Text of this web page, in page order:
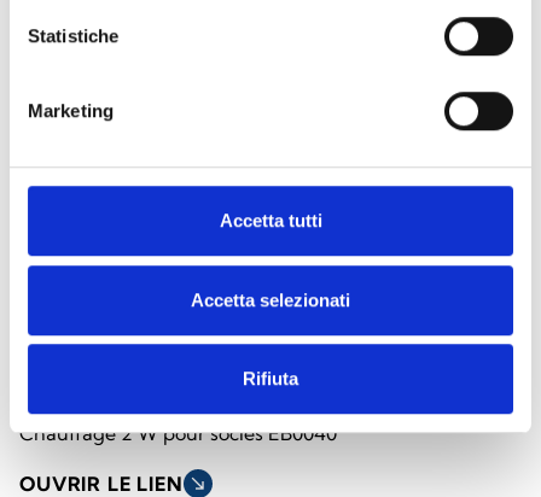
Statistiche
Marketing
Accetta tutti
Accetta selezionati
Rifiuta
Chauffage 2 W pour socles EB0040
OUVRIR LE LIEN south_east